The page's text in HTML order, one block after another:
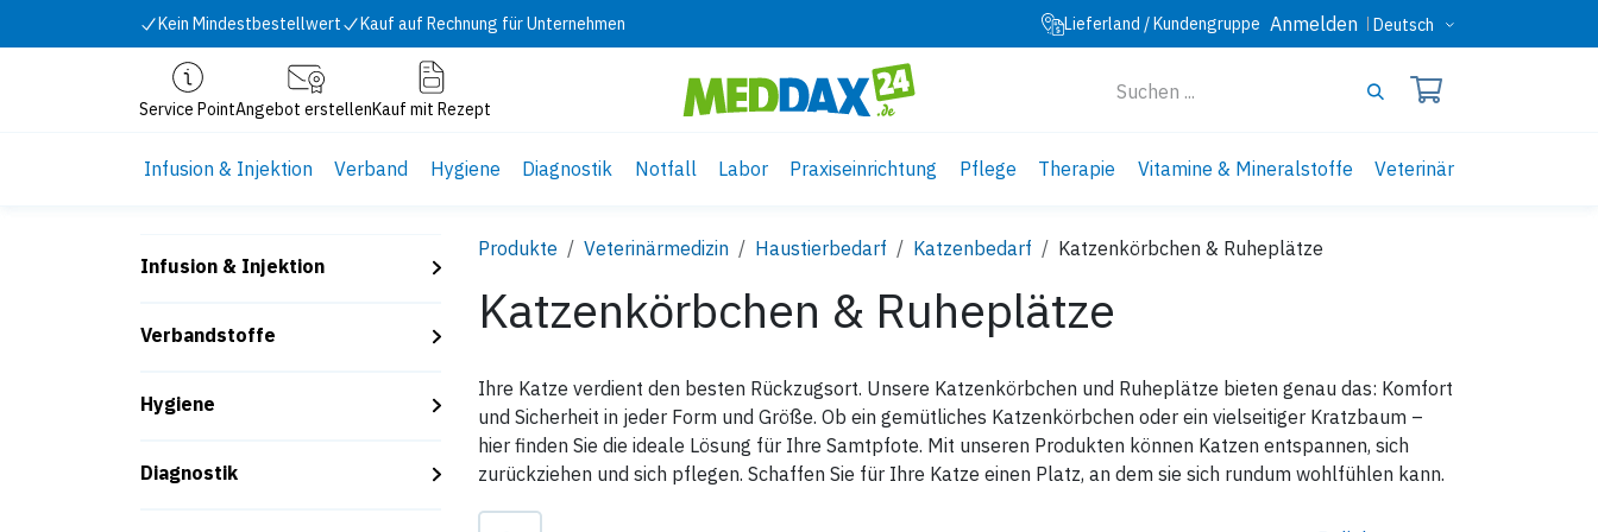
Kein Mindestbestellwert Kauf auf Rechnung für Unternehmen Lieferland / Kundengruppe Anmelden Deutsch
Service PointAngebot erstellenKauf mit Rezept
Infusion & Injektion Verband Hygiene Diagnostik Notfall Labor Praxiseinrichtung Pflege Therapie Vitamine & Mineralstoffe Veterinär
Infusion & Injektion
Verbandstoffe
Hygiene
Diagnostik
Produkte Veterinärmedizin Haustierbedarf Katzenbedarf Katzenkörbchen & Ruheplätze
Katzenkörbchen & Ruheplätze
Ihre Katze verdient den besten Rückzugsort. Unsere Katzenkörbchen und Ruheplätze bieten genau das: Komfort
und Sicherheit in jeder Form und Größe. Ob ein gemütliches Katzenkörbchen oder ein vielseitiger Kratzbaum –
hier finden Sie die ideale Lösung für Ihre Samtpfote. Mit unseren Produkten können Katzen entspannen, sich
zurückziehen und sich pflegen. Schaffen Sie für Ihre Katze einen Platz, an dem sie sich rundum wohlfühlen kann.